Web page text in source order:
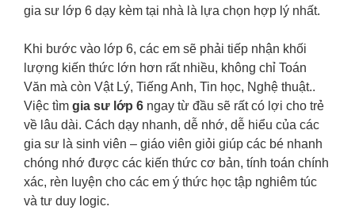
gia sư lớp 6 dạy kèm tại nhà là lựa chọn hợp lý nhất.
Khi bước vào lớp 6, các em sẽ phải tiếp nhận khối
lượng kiến thức lớn hơn rất nhiều, không chỉ Toán
Văn mà còn Vật Lý, Tiếng Anh, Tin học, Nghệ thuật..
Việc tìm gia sư lớp 6 ngay từ đầu sẽ rất có lợi cho trẻ
về lâu dài. Cách dạy nhanh, dễ nhớ, dễ hiểu của các
gia sư là sinh viên – giáo viên giỏi giúp các bé nhanh
chóng nhớ được các kiến thức cơ bản, tính toán chính
xác, rèn luyện cho các em ý thức học tập nghiêm túc
và tư duy logic.